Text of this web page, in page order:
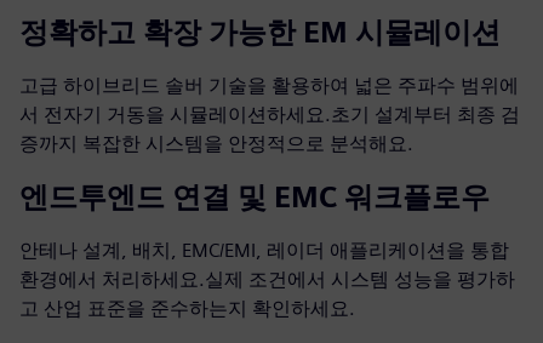
정확하고 확장 가능한 EM 시뮬레이션
고급 하이브리드 솔버 기술을 활용하여 넓은 주파수 범위에
서 전자기 거동을 시뮬레이션하세요.초기 설계부터 최종 검
증까지 복잡한 시스템을 안정적으로 분석해요.
엔드투엔드 연결 및 EMC 워크플로우
안테나 설계, 배치, EMC/EMI, 레이더 애플리케이션을 통합
환경에서 처리하세요.실제 조건에서 시스템 성능을 평가하
고 산업 표준을 준수하는지 확인하세요.